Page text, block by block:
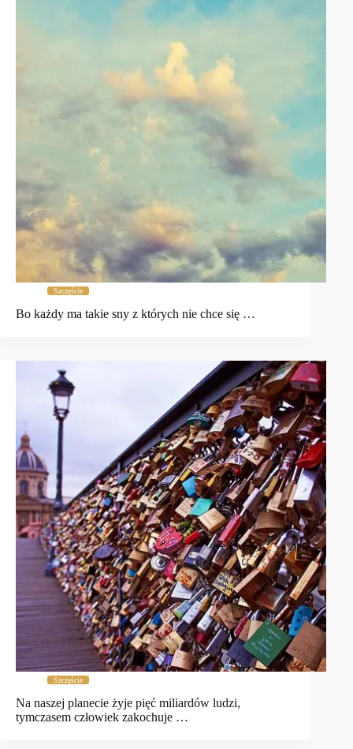
Szczęście
Bo każdy ma takie sny z których nie chce się …
Szczęście
Na naszej planecie żyje pięć miliardów ludzi,
tymczasem człowiek zakochuje …